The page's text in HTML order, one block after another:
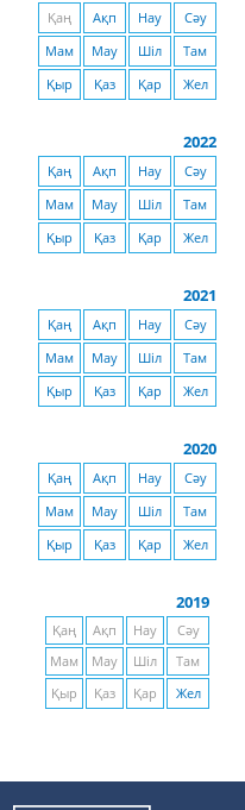
Қаң Ақп Нау
Сәу
Мам
Мау Шіл
Там
Қыр
Қаз Қар Жел
2022
Қаң Ақп Нау
Сәу
Мам
Мау Шіл
Там
Қыр
Қаз Қар Жел
2021
Қаң Ақп Нау
Сәу
Мам
Мау Шіл
Там
Қыр
Қаз Қар Жел
2020
Қаң Ақп Нау
Сәу
Мам
Мау Шіл
Там
Қыр
Қаз Қар Жел
2019
Қаң Ақп Нау
Сәу
Мам
Мау Шіл
Там
Қыр
Қаз Қар Жел